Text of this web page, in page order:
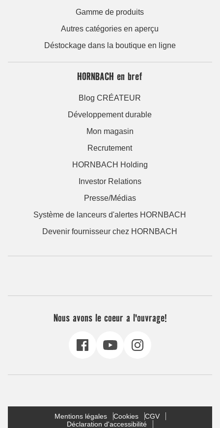
Gamme de produits
Autres catégories en aperçu
Déstockage dans la boutique en ligne
HORNBACH en bref
Blog CRÉATEUR
Développement durable
Mon magasin
Recrutement
HORNBACH Holding
Investor Relations
Presse/Médias
Système de lanceurs d'alertes HORNBACH
Devenir fournisseur chez HORNBACH
Nous avons le coeur a l'ouvrage!
Mentions légales Cookies
CGV
Déclaration d'accessibilité